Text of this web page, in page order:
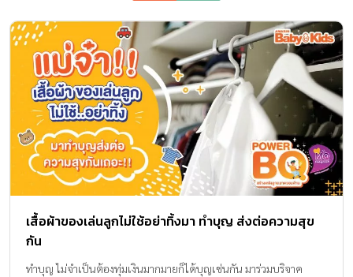
เสื้อผ้าของเล่นลูกไม่ใช้อย่าทิ้งมา ทำบุญ ส่งต่อความสุข
กัน
ทำบุญ ไม่จำเป็นต้องทุ่มเงินมากมายก็ได้บุญเช่นกัน มาร่วมบริจาค